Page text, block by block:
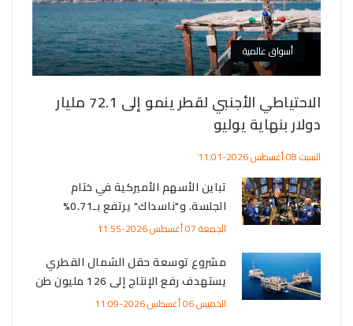
أسواق عالمية
الاحتياطي الأجنبي لقطر ينمو إلى 72.1 مليار
دولار بنهاية يوليو
السبت 08 أغسطس 2026-11:01
تباين الأسهم الأميركية في ختام
الجلسة. و"ناسداك" يرتفع بـ0.71%
الجمعة 07 أغسطس 2026-11:55
مشروع توسعة حقل الشمال القطري
يستهدف رفع الإنتاج إلى 126 مليون طن
الخميس 06 أغسطس 2026-11:09